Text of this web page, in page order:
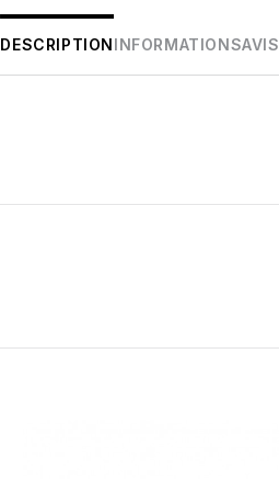
DESCRIPTIONINFORMATIONSAVIS